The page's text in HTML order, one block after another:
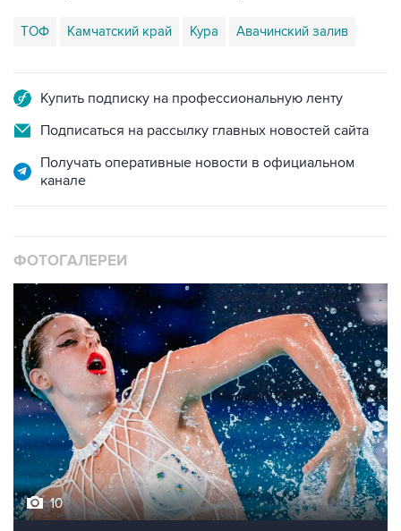
ТОФ Камчатский край Кура Авачинский залив
Купить подписку на профессиональную ленту
Подписаться на рассылку главных новостей сайта
Получать оперативные новости в официальном
канале
ФОТОГАЛЕРЕИ
10